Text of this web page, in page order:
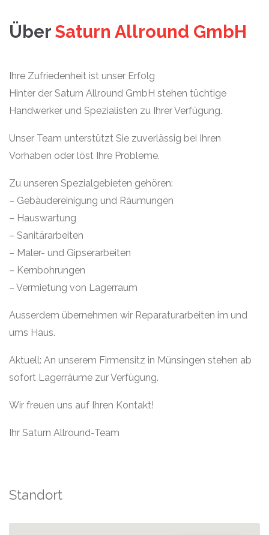
Über Saturn Allround GmbH
Ihre Zufriedenheit ist unser Erfolg
Hinter der Saturn Allround GmbH stehen tüchtige
Handwerker und Spezialisten zu Ihrer Verfügung.
Unser Team unterstützt Sie zuverlässig bei Ihren
Vorhaben oder löst Ihre Probleme.
Zu unseren Spezialgebieten gehören:
– Gebäudereinigung und Räumungen
– Hauswartung
– Sanitärarbeiten
– Maler- und Gipserarbeiten
– Kernbohrungen
– Vermietung von Lagerraum
Ausserdem übernehmen wir Reparaturarbeiten im und
ums Haus.
Aktuell: An unserem Firmensitz in Münsingen stehen ab
sofort Lagerräume zur Verfügung.
Wir freuen uns auf Ihren Kontakt!
Ihr Saturn Allround-Team
Standort